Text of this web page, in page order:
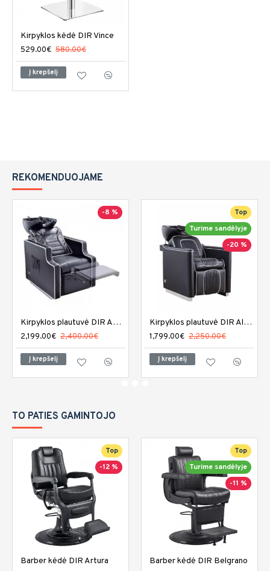
Kirpyklos kėdė DIR Vince
529.00€ 580.00€
Į krepšelį
REKOMENDUOJAME
-8 %
Kirpyklos plautuvė DIR Adriano
2,199.00€ 2,400.00€
Į krepšelį
Top
Turime sandėlyje
-20 %
Kirpyklos plautuvė DIR Alpine
1,799.00€ 2,250.00€
Į krepšelį
TO PATIES GAMINTOJO
Top
-12 %
Barber kėdė DIR Artura
Top
Turime sandėlyje
-11 %
Barber kėdė DIR Belgrano